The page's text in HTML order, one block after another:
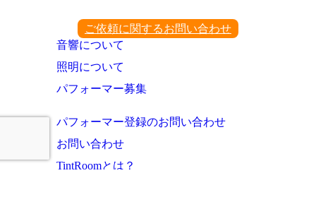
ご依頼に関するお問い合わせ
音響について
照明について
パフォーマー募集
パフォーマー登録のお問い合わせ
お問い合わせ
TintRoomとは？